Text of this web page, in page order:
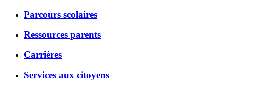
Parcours scolaires
Ressources parents
Carrières
Services aux citoyens